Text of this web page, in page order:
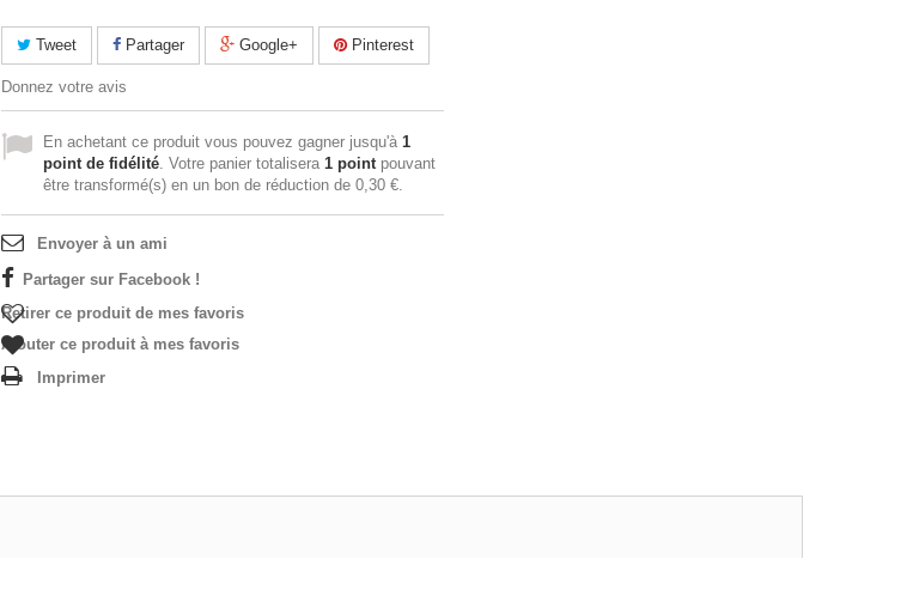
Tweet Partager Google+ Pinterest
Donnez votre avis
En achetant ce produit vous pouvez gagner jusqu'à 1
point de fidélité. Votre panier totalisera 1 pointpouvant
être transformé(s) en un bon de réduction de 0,30 €.
Envoyer à un ami
Partager sur Facebook !
Retirer ce produit de mes favoris
Ajouter ce produit à mes favoris
Imprimer